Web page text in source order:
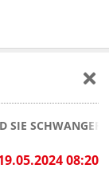
SCHWANGER
08:20